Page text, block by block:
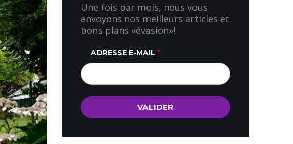
Une fois par mois, nous vous
envoyons nos meilleurs articles et
bons plans «évasion»!
ADRESSE E-MAIL